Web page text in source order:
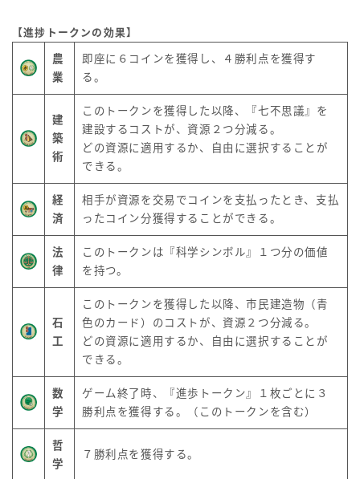
【進捗トークンの効果】
農
業
即座に６コインを獲得し、４勝利点を獲得す
る。
建
築
術
このトークンを獲得した以降、『七不思議』を
建設するコストが、資源２つ分減る。
どの資源に適用するか、自由に選択することが
できる。
経
済
相手が資源を交易でコインを支払ったとき、支払
ったコイン分獲得することができる。
法
律
このトークンは『科学シンボル』１つ分の価値
を持つ。
石
工
このトークンを獲得した以降、市民建造物（青
色のカード）のコストが、資源２つ分減る。
どの資源に適用するか、自由に選択することが
できる。
数
学
ゲーム終了時、『進歩トークン』１枚ごとに３
勝利点を獲得する。（このトークンを含む）
哲
学
７勝利点を獲得する。